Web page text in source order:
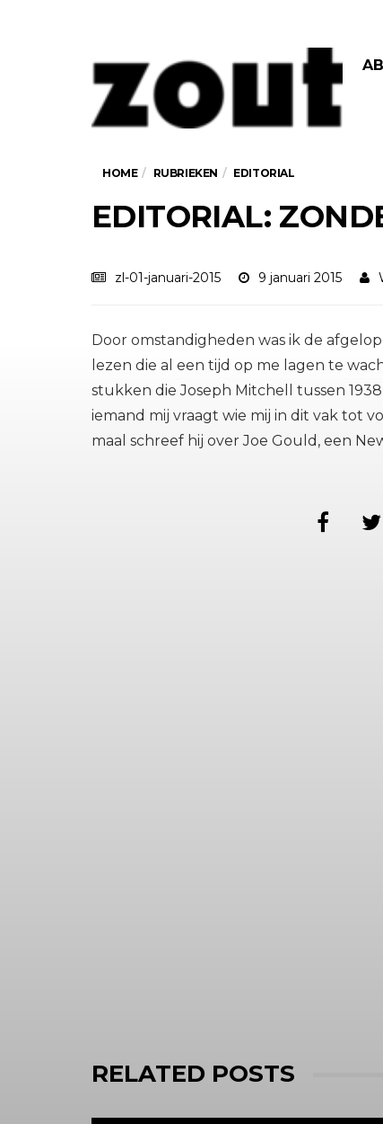
HOME RUBRIEKEN EDITORIAL
EDITORIAL:
zl-01-januari-2015 9 januari 2015
Door omstandigheden was ik de
lezen die al een tijd op me lagen te
stukken die Joseph Mitchell tussen
iemand mij vraagt wie mij in dit vak tot
maal schreef hij over Joe Gould, een
RELATED POSTS